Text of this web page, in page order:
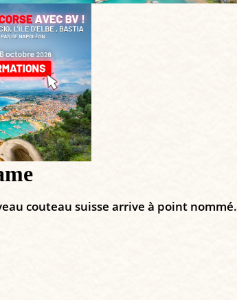
couteau suisse arrive à point nommé.